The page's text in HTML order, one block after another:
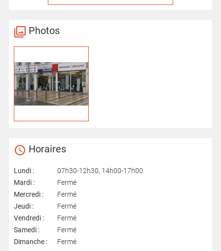
Horaires
Lundi :
07h30-12h30, 14h00-17h00
Mardi :
Fermé
Mercredi :
Fermé
Jeudi :
Fermé
Vendredi :
Fermé
Samedi :
Fermé
Dimanche :
Fermé
Photos